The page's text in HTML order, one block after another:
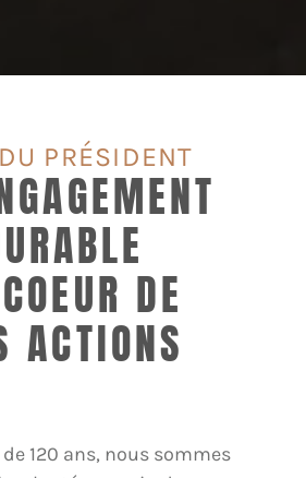
PRÉSIDENT
DE
ACTIONS
120 ans, nous sommes